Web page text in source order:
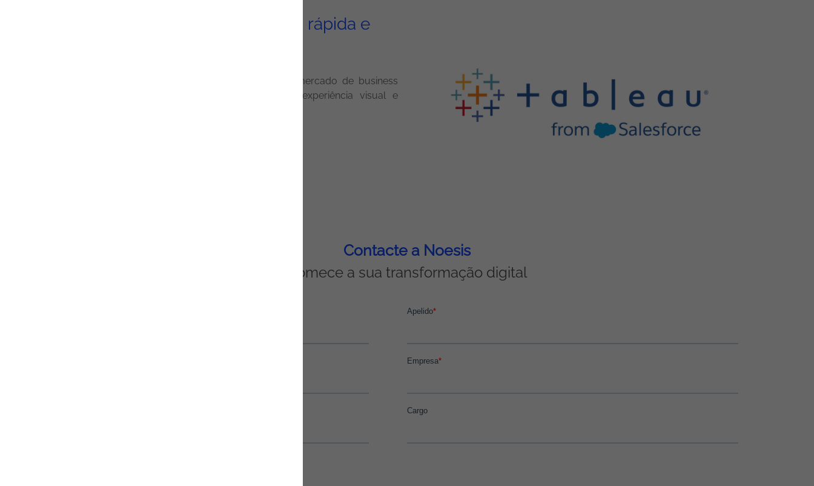
Eleve o seu negócio de forma rápida e
Sendo uma plataforma numa posição líder no mercado de business
intelligence moderno, a Tableau oferece uma experiência visual e
Contacte a Noesis
Comece a sua transformação digital